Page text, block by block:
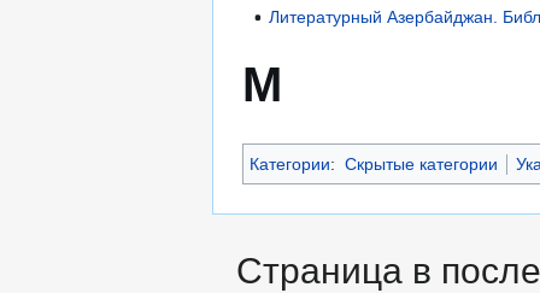
Литературный Азербайджан.
М
Категории: Скрытые категории
Страница в